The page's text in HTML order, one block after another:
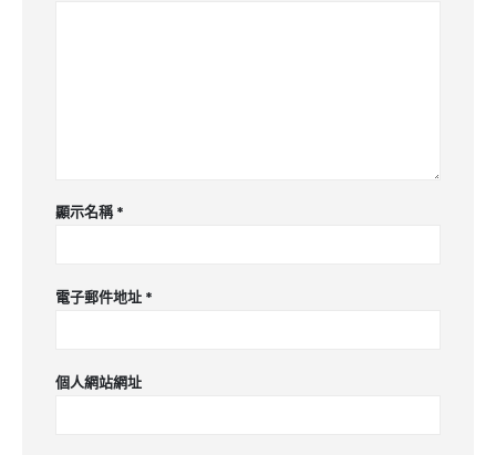
顯示名稱*
電子郵件地址 *
個人網站網址